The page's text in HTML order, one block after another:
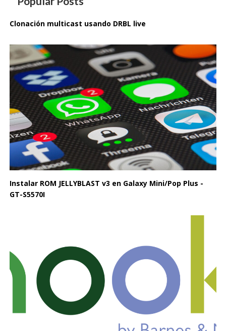
Clonación multicast usando DRBL live
Instalar ROM JELLYBLAST v3 en Galaxy Mini/Pop Plus -
GT-S5570I